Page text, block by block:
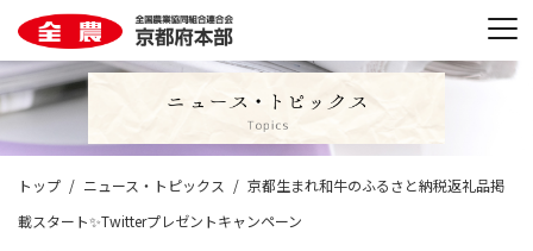
トップ ニュース・トピックス
京都生まれ和牛のふるさと納税返礼品掲
載スタート✨Twitterプレゼントキャンペーン